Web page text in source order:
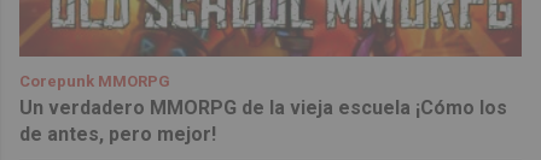
Corepunk MMORPG
Un verdadero MMORPG de la vieja escuela ¡Cómo los
de antes, pero mejor!